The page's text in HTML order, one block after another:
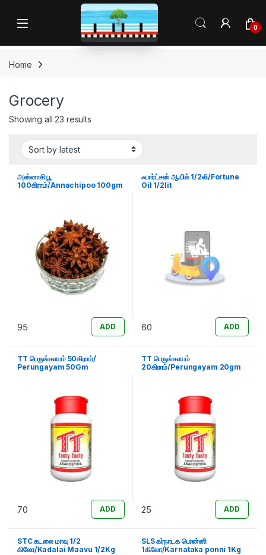
Open 0
Home
Grocery
Showing all 23 resultsSorted by latest
அன்னாசி பூ
100கிராம்/Annachipoo 100gm
95 ADD
ஃபார்ட்சன் ஆயில் 1/2லி/Fortune
Oil 1/2lit
60 ADD
TT பெருங்காயம் 50கிராம்/
Perungayam 50Gm
70 ADD
TT பெருங்காயம்
20கிராம்/Perungayam 20gm
25 ADD
STC கடலை மாவு 1/2
கிலோ/Kadalai Maavu 1/2Kg
SLS கர்நாடக பொன்னி
1கிலோ/Karnataka ponni 1Kg